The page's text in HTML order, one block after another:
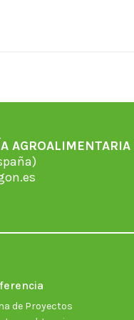
AGROALIMENTARIA
de Proyectos